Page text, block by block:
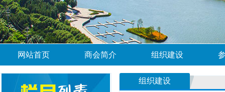
网站首页 商会简介 组织建设
组织建设